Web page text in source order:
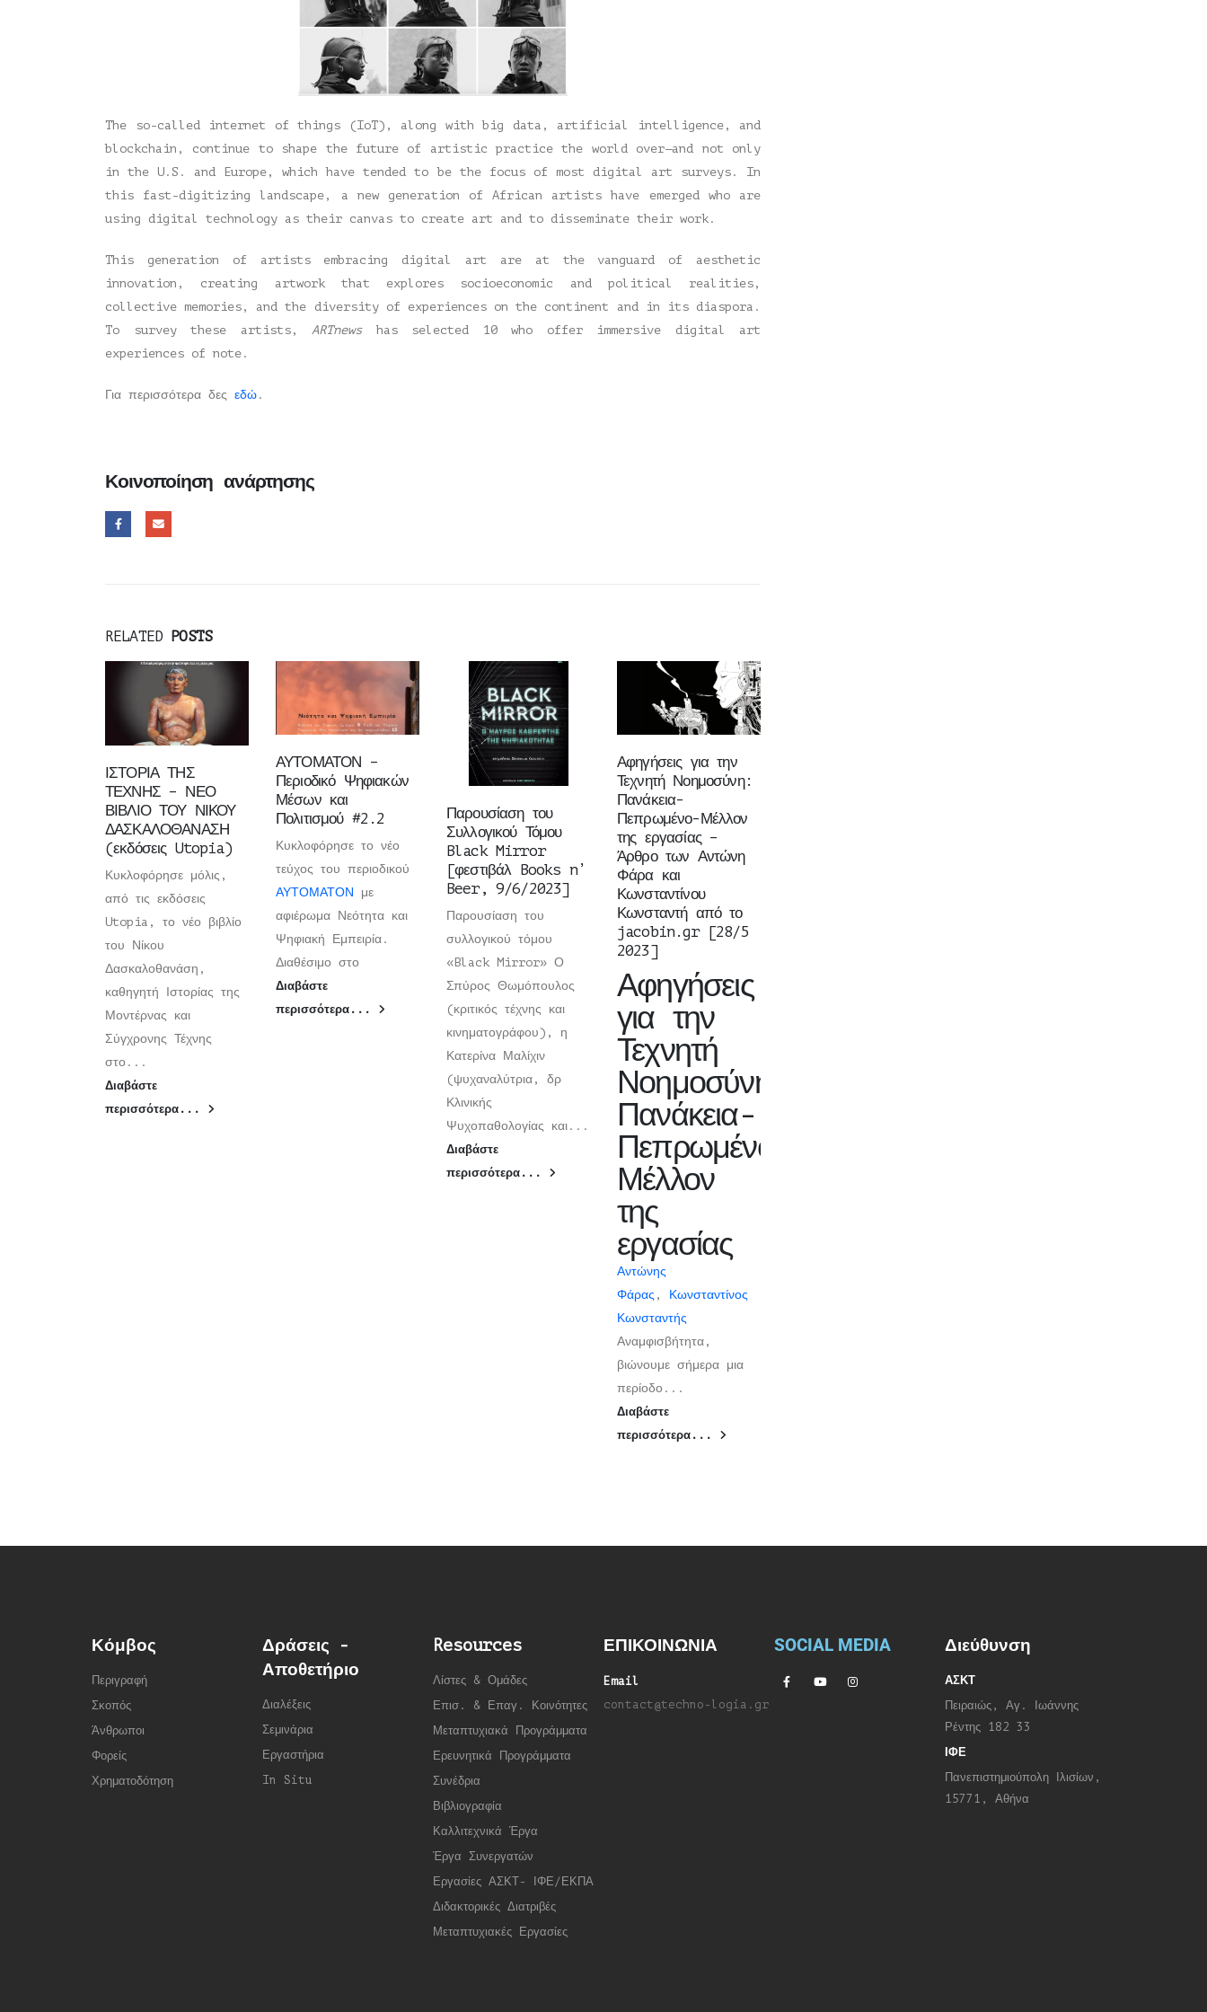
The so-called internet of things (IoT), along with big data, artificial intelligence, and
blockchain, continue to shape the future of artistic practice the world over—and not only
in the U.S. and Europe, which have tended to be the focus of most digital art surveys. In
this fast-digitizing landscape, a new generation of African artists have emerged who are
using digital technology as their canvas to create art and to disseminate their work.
This generation of artists embracing digital art are at the vanguard of aesthetic
innovation, creating artwork that explores socioeconomic and political realities,
collective memories, and the diversity of experiences on the continent and in its diaspora.
To survey these artists, ARTnewshas selected 10 who offer immersive digital art
experiences of note.
Για περισσότερα δες εδώ .
Κοινοποίηση ανάρτησης
RELATED POSTS
ΙΣΤΟΡΙΑ ΤΗΣ
ΤΕΧΝΗΣ – ΝΕΟ
ΒΙΒΛΙΟ ΤΟΥ ΝΙΚΟΥ
ΔΑΣΚΑΛΟΘΑΝΑΣΗ
(εκδόσεις Utopia)
Κυκλοφόρησε μόλις,
από τις εκδόσεις
Utopia, το νέο βιβλίο
του Νίκου
Δασκαλοθανάση,
καθηγητή Ιστορίας της
Μοντέρνας και
Σύγχρονης Τέχνης
στο...
Διαβάστε
περισσότερα...
ΑΥΤΟΜΑΤΟΝ –
Περιοδικό Ψηφιακών
Μέσων και
Πολιτισμού #2.2
Κυκλοφόρησε το νέο
τεύχος του περιοδικού
ΑΥΤΟΜΑΤΟΝ με
αφιέρωμα Νεότητα και
Ψηφιακή Εμπειρία.
Διαθέσιμο στο
Διαβάστε
περισσότερα...
Παρουσίαση του
Συλλογικού Τόμου
Black Mirror
[φεστιβάλ Books n’
Beer, 9/6/2023]
Παρουσίαση του
συλλογικού τόμου
«Black Mirror» Ο
Σπύρος Θωμόπουλος
(κριτικός τέχνης και
κινηματογράφου), η
Κατερίνα Μαλίχιν
(ψυχαναλύτρια, δρ
Κλινικής
Ψυχοπαθολογίας και...
Διαβάστε
περισσότερα...
Αφηγήσεις για την
Τεχνητή Νοημοσύνη:
Πανάκεια-
Πεπρωμένο-Μέλλον
της εργασίας –
Άρθρο των Αντώνη
Φάρα και
Κωνσταντίνου
Κωνσταντή από το
jacobin.gr [28/5
2023]
Αφηγήσεις
για την
Τεχνητή
Νοημοσύνη:
Πανάκεια-
Πεπρωμένο-
Μέλλον
της
εργασίας
Αντώνης
Φάρας , Κωνσταντίνος
Κωνσταντής
Αναμφισβήτητα,
βιώνουμε σήμερα μια
περίοδο...
Διαβάστε
περισσότερα...
Κόμβος
Περιγραφή
Σκοπός
Άνθρωποι
Φορείς
Χρηματοδότηση
Δράσεις -
Αποθετήριο
Διαλέξεις
Σεμινάρια
Εργαστήρια
In Situ
Resources
Λίστες & Ομάδες
Επισ. & Επαγ. Κοινότητες
Μεταπτυχιακά Προγράμματα
Ερευνητικά Προγράμματα
Συνέδρια
Βιβλιογραφία
Καλλιτεχνικά Έργα
Έργα Συνεργατών
Εργασίες ΑΣΚΤ- ΙΦΕ/ΕΚΠΑ
Διδακτορικές Διατριβές
Μεταπτυχιακές Εργασίες
ΕΠΙΚΟΙΝΩΝΙΑ
Email
contact@techno-logia.gr
SOCIAL MEDIA Διεύθυνση
ΑΣΚΤ
Πειραιώς, Αγ. Ιωάννης
Ρέντης 182 33
ΙΦΕ
Πανεπιστημιούπολη Ιλισίων,
15771, Αθήνα